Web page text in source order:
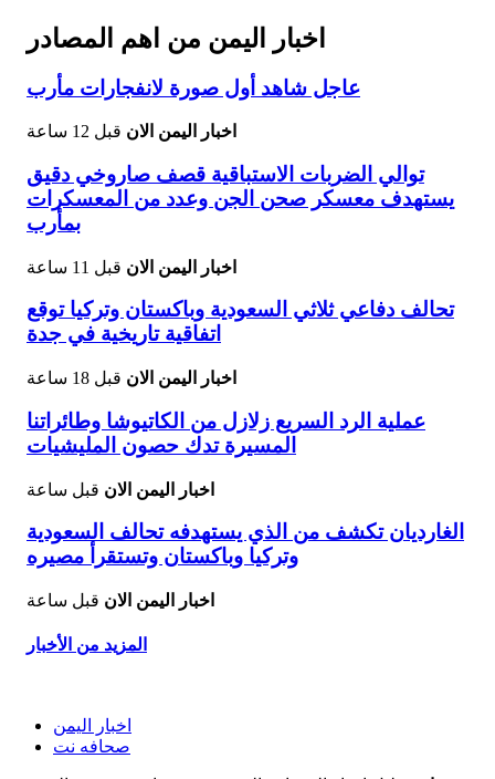
اخبار اليمن من اهم المصادر
عاجل شاهد أول صورة لانفجارات مأرب
اخبار اليمن الان قبل 12 ساعة
توالي الضربات الاستباقية قصف صاروخي دقيق
يستهدف معسكر صحن الجن وعدد من المعسكرات
بمأرب
اخبار اليمن الان قبل 11 ساعة
تحالف دفاعي ثلاثي السعودية وباكستان وتركيا توقع
اتفاقية تاريخية في جدة
اخبار اليمن الان قبل 18 ساعة
عملية الرد السريع زلازل من الكاتيوشا وطائراتنا
المسيرة تدك حصون المليشيات
اخبار اليمن الان قبل ساعة
الغارديان تكشف من الذي يستهدفه تحالف السعودية
وتركيا وباكستان وتستقرأ مصيره
اخبار اليمن الان قبل ساعة
المزيد من الأخبار
اخبار اليمن
صحافه نت